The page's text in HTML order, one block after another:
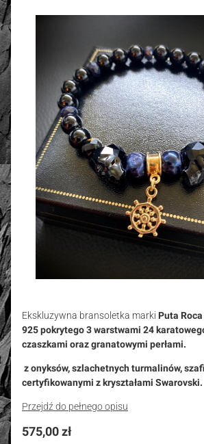
Ekskluzywna bransoletka marki Puta
925 pokrytego 3 warstwami 24
czaszkami oraz granatowymi perłami.
z onyksów, szlachetnych turmalinów,
certyfikowanymi z kryształami Swarovski.
Przejdź do pełnego opisu
Cena
575,00 zł